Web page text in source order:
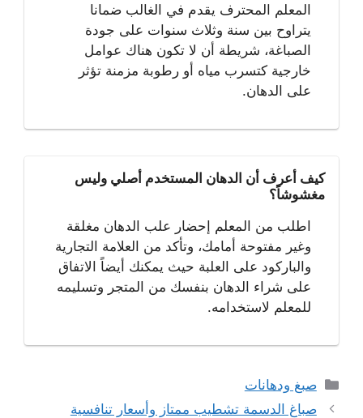
المعلم المحترف يقدم في الغالب ضمانا
يتراوح بين سنة وثلاث سنوات على جودة
الصباغة، شريطة أن لا تكون هناك عوامل
خارجية كتسرب مياه أو رطوبة مزمنة تؤثر
على الدهان.
كيف أعرف أن الدهان المستخدم أصلي وليس
مغشوشاً؟
اطلب من المعلم إحضار علب الدهان مغلقة
وغير مفتوحة أمامك، وتأكد من العلامة التجارية
والباركود على العلبة حيث يمكنك أيضاً الاتفاق
على شراء الدهان بنفسك من المتجر وتسليمه
للمعلم لاستخدامه.
التصنيفات
صبغ ودهانات
صباغ الدسمة تشطيب ممتاز وأسعار تنافسية